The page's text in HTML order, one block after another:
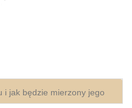
i jak będzie mierzony jego